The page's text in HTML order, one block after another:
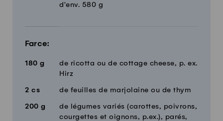
d'env. 580 g
Farce:
180 g
de ricotta ou de cottage cheese, p. ex.
Hirz
2 cs de feuilles de marjolaine ou de thym
200 g
de légumes variés (carottes, poivrons,
courgettes et oignons, p.ex.), parés,